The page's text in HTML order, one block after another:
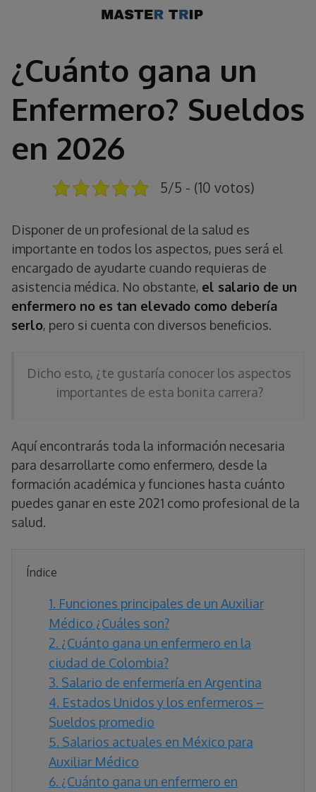
¿Cuánto gana un
Enfermero? Sueldos
en 2026
5/5 - (10 votos)
Disponer de un profesional de la salud es
importante en todos los aspectos, pues será el
encargado de ayudarte cuando requieras de
asistencia médica. No obstante, el salario de un
enfermero no es tan elevado como debería
serlo, pero si cuenta con diversos beneficios.
Dicho esto, ¿te gustaría conocer los aspectos
importantes de esta bonita carrera?
Aquí encontrarás toda la información necesaria
para desarrollarte como enfermero, desde la
formación académica y funciones hasta cuánto
puedes ganar en este 2021 como profesional de la
salud.
Índice
1. Funciones principales de un Auxiliar
Médico ¿Cuáles son?
2. ¿Cuánto gana un enfermero en la
ciudad de Colombia?
3. Salario de enfermería en Argentina
4. Estados Unidos y los enfermeros –
Sueldos promedio
5. Salarios actuales en México para
Auxiliar Médico
6. ¿Cuánto gana un enfermero en